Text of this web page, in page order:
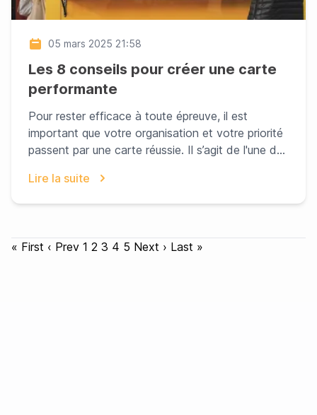
05 mars 2025 21:58
Les 8 conseils pour créer une carte
performante
Pour rester efficace à toute épreuve, il est
important que votre organisation et votre priorité
passent par une carte réussie. Il s’agit de l'une d...
Lire la suite
« First ‹ Prev 1 2 3 4 5 Next › Last »